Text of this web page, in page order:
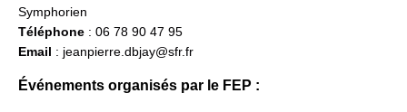
Symphorien
Téléphone : 06 78 90 47 95
Email : jeanpierre.dbjay@sfr.fr
Événements organisés par le FEP :